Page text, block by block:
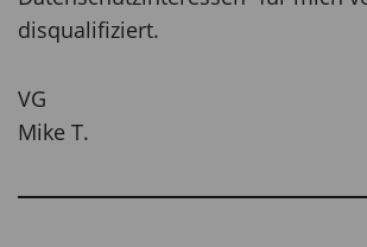
disqualifiziert.
VG
Mike T.